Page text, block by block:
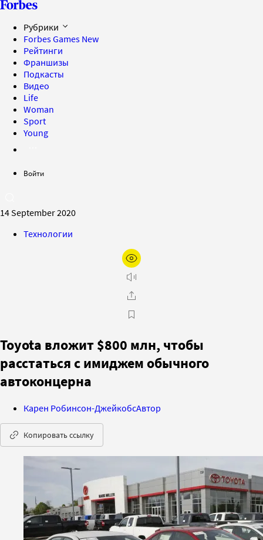
Рубрики
Forbes Games New
Рейтинги
Франшизы
Подкасты
Видео
Life
Woman
Sport
Young
Войти
14 September 2020
Технологии
Toyota вложит $800 млн, чтобы
расстаться с имиджем обычного
автоконцерна
Карен Робинсон-ДжейкобсАвтор
Копировать ссылку